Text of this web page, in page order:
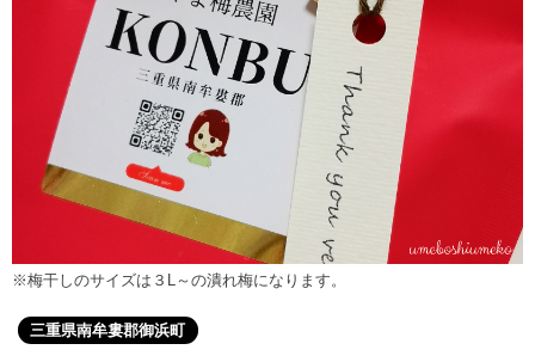
※梅干しのサイズは３L～の潰れ梅になります。
三重県南牟婁郡御浜町